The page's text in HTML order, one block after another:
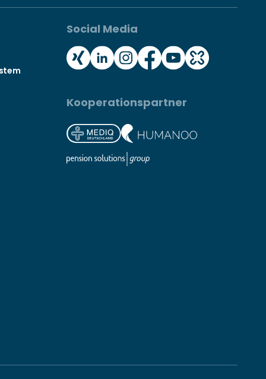
Social Media
Kooperationspartner